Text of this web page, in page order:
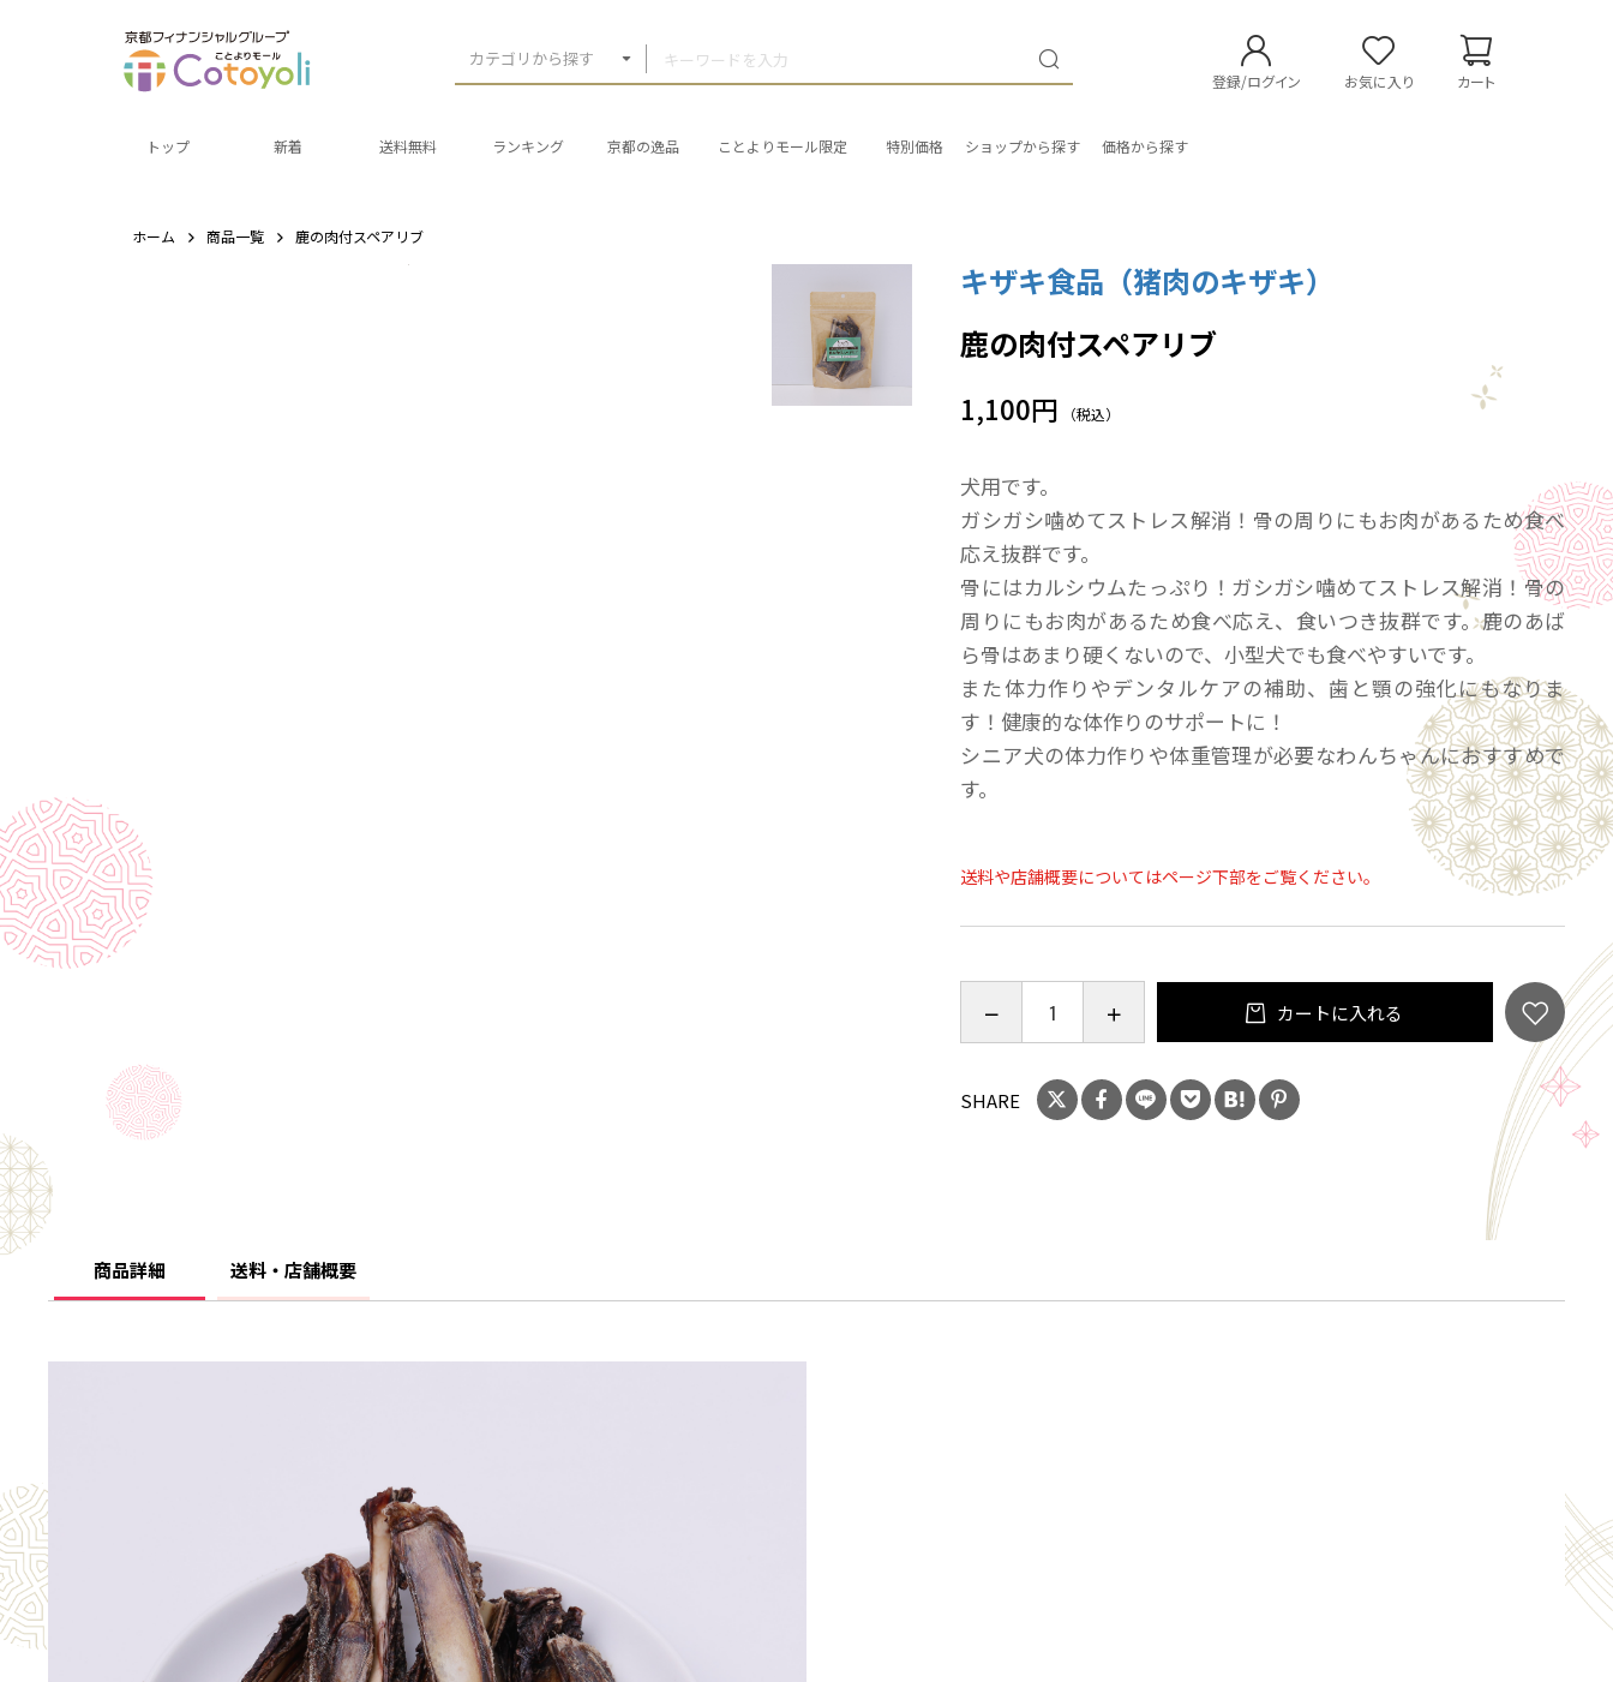
カテゴリから探す
登録/ログイン お気に入り カート
トップ 新着 送料無料 ランキング 京都の逸品 ことよりモール限定 特別価格 ショップから探す 価格から探す
ホーム 商品一覧 鹿の肉付スペアリブ
キザキ食品（猪肉のキザキ）
鹿の肉付スペアリブ
1,100円 （税込）
犬用です。
ガシガシ噛めてストレス解消！骨の周りにもお肉があるため食べ
応え抜群です。
骨にはカルシウムたっぷり！ガシガシ噛めてストレス解消！骨の
周りにもお肉があるため食べ応え、食いつき抜群です。鹿のあば
ら骨はあまり硬くないので、小型犬でも食べやすいです。
また体力作りやデンタルケアの補助、歯と顎の強化にもなりま
す！健康的な体作りのサポートに！
シニア犬の体力作りや体重管理が必要なわんちゃんにおすすめで
す。
送料や店舗概要についてはページ下部をご覧ください。
カートに入れる
SHARE
商品詳細 送料・店舗概要